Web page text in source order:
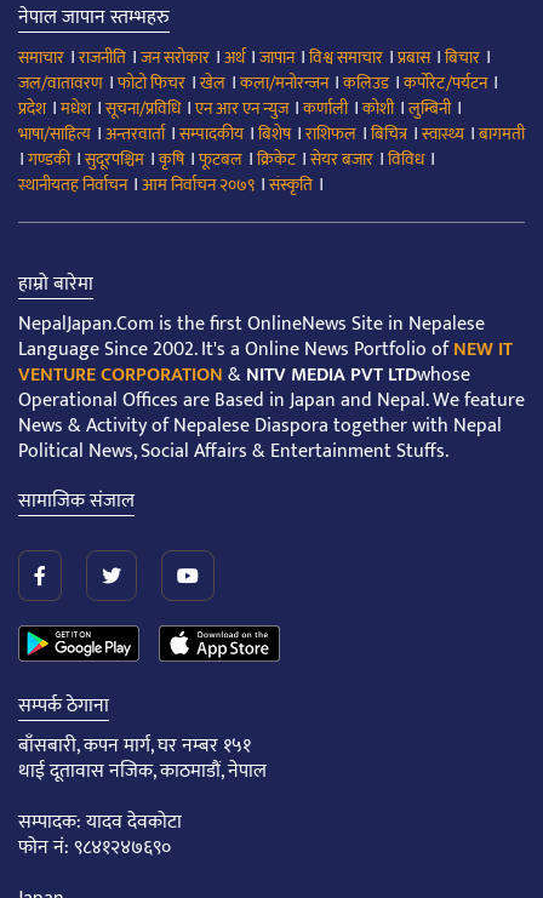
नेपाल जापान स्तम्भहरु
समाचार ।राजनीति ।जन सरोकार ।अर्थ।जापान।विश्व समाचार ।प्रबास।बिचार ।
जल/वातावरण ।फोटो फिचर ।खेल ।कला/मनोरन्जन।कलिउड।कर्पोरेट/पर्यटन।
प्रदेश।मधेश।सूचना/प्रविधि।एन आर एन न्युज।कर्णाली।कोशी।लुम्बिनी।
भाषा/साहित्य ।अन्तरवार्ता।सम्पादकीय ।बिशेष।राशिफल ।बिचित्र।स्वास्थ्य ।बागमती
।गण्डकी।सुदूरपश्चिम ।कृषि।फूटबल ।क्रिकेट।सेयर बजार ।विविध।
स्थानीयतह निर्वाचन।आम निर्वाचन २०७९ ।संस्कृति ।
हाम्रो बारेमा
NepalJapan.Com is the first OnlineNews Site in Nepalese
Language Since 2002. It's a Online News Portfolio ofNEW IT
VENTURE CORPORATION&NITV MEDIA PVT LTDwhose
Operational Offices are Based in Japan and Nepal. We feature
News & Activity of Nepalese Diaspora together with Nepal
Political News, Social Affairs & Entertainment Stuffs.
सामाजिक संजाल
सम्पर्क ठेगाना
बाँसबारी, कपन मार्ग, घर नम्बर १५१
थाई दूतावास नजिक, काठमाडौं, नेपाल
सम्पादक: यादव देवकोटा
फोन नं: ९८४१२४७६९०